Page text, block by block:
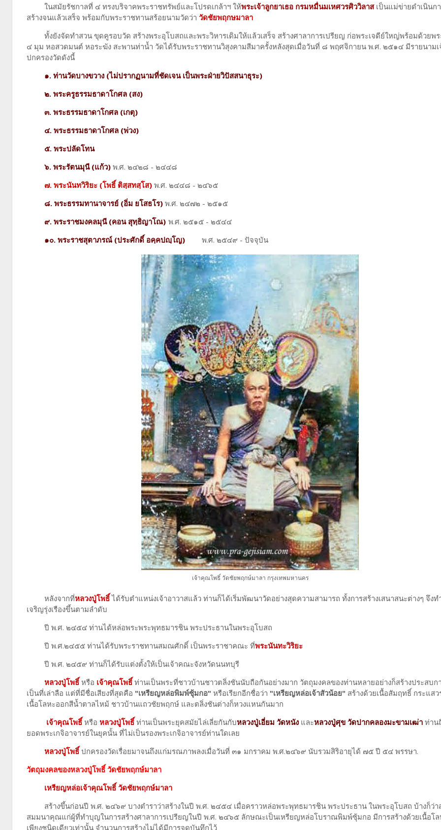
ในสมัยรัชกาลที่ ๔ ทรงบริจาคพระราชทรัพย์และโปรดเกล้าฯ ให้พระเจ้าลูกยาเธอ กรมหมื่นมเหศวรศิววิลาสเป็นแม่ข่ายดำเนินก
สร้างจนแล้วเสร็จ พร้อมกับพระราชทานสร้อยนามวัดว่า วัดชัยพฤกษมาลา
ทั้งยังจัดทำสวน ขุดคูรอบวัด สร้างพระอุโบสถและพระวิหารเดิมให้แล้วเสร็จ สร้างศาลาการเปรียญ ก่อพระเจดีย์ใหญ่พร้อมด้วยพ
๔ มุม หอสวดมนต์ หอระฆัง สะพานท่าน้ำ วัดได้รับพระราชทานวิสุงคามสีมาครั้งหลังสุดเมื่อวันที่ ๘ พฤศจิกายน พ.ศ. ๒๕๑๔ มีรายนามเ
ปกครองวัดดังนี้
๑. ท่านวัดบางขวาง (ไม่ปรากฏนามที่ชัดเจน เป็นพระฝ่ายวิปัสสนาธุระ)
๒. พระครูธรรมธาดาโกศล (สง)
๓. พระธรรมธาดาโกศล (เกตุ)
๔. พระธรรมธาดาโกศล (พ่วง)
๕. พระปลัดโทน
๖. พระรัตนมุนี (แก้ว) พ.ศ. ๒๔๒๘ - ๒๔๔๘
๗. พระนันทวิริยะ (โพธิ์ ติสฺสทสฺโส) พ.ศ. ๒๔๔๘ - ๒๔๖๕
๘. พระธรรมทานาจารย์ (อิ่ม ยโสธโร) พ.ศ. ๒๔๗๒ - ๒๕๑๕
๙. พระราชมงคลมุนี (คอน สุทฺธิญาโณ) พ.ศ. ๒๕๑๕ - ๒๕๔๔
๑๐. พระราชสุตาภรณ์ (ประศักดิ์ อคฺคปญฺโญ)
พ.ศ. ๒๕๔๙ - ปัจจุบัน
เจ้าคุณโพธิ์ วัดชัยพฤกษ์มาลา กรุงเทพมหานคร
หลังจากที่หลวงปู่โพธิ์ได้รับตำแหน่งเจ้าอาวาสแล้ว ท่านก็ได้เริ่มพัฒนาวัดอย่างสุดความสามารถ ทั้งการสร้างเสนาสนะต่างๆ จึงท
เจริญรุ่งเรืองขึ้นตามลำดับ
ปี พ.ศ. ๒๔๕๔ ท่านได้หล่อพระพระพุทธมารชิน พระประธานในพระอุโบสถ
ปี พ.ศ.๒๔๕๕ ท่านได้รับพระราชทานสมณศักดิ์ เป็นพระราชาคณะ ที่พระนันทะวิริยะ
ปี พ.ศ. ๒๔๕๙ ท่านก็ได้รับแต่งตั้งให้เป็นเจ้าคณะจังหวัดนนทบุรี
หลวงปู่โพธิ์ หรือ เจ้าคุณโพธิ์ ท่านเป็นพระที่ชาวบ้านชาวตลิ่งชันนับถือกันอย่างมาก วัตถุมงคลของท่านหลายอย่างก็สร้างประสบ
เป็นที่เล่าลือ แต่ที่มีชื่อเสียงที่สุดคือ "เหรียญหล่อพิมพ์ซุ้มกอ" หรือเรียกอีกชื่อว่า "เหรียญหล่อเจ้าสัวน้อย" สร้างด้วยเนื้อสัมฤทธิ์ กระแส
เนื้อโลหะออกสีน้ำตาลไหม้ ชาวบ้านแถวชัยพฤกษ์ และตลิ่งชันต่างก็หวงแหนกันมาก
เจ้าคุณโพธิ์ หรือ หลวงปู่โพธิ์ ท่านเป็นพระยุคสมัยไล่เลี่ยกันกับหลวงปู่เอี่ยม วัดหนัง และหลวงปู่ศุข วัดปากคลองมะขามเฒ่า ท่าน
ยอดพระเกจิอาจารย์ในยุคนั้น ที่ไม่เป็นรองพระเกจิอาจารย์ท่านใดเลย
หลวงปู่โพธิ์ ปกครองวัดเรื่อยมาจนถึงแก่มรณภาพลงเมื่อวันที่ ๓๑ มกราคม พ.ศ.๒๔๖๙ นับรวมสิริอายุได้ ๗๕ ปี ๕๔ พรรษา.
วัตถุมงคลของหลวงปู่โพธิ์ วัดชัยพฤกษ์มาลา
เหรียญหล่อเจ้าคุณโพธิ์ วัดชัยพฤกษ์มาลา
สร้างขึ้นก่อนปี พ.ศ. ๒๔๖๙ บางตำราว่าสร้างในปี พ.ศ. ๒๔๕๔ เมื่อคราวหล่อพระพุทธมารชิน พระประธาน ในพระอุโบสถ บ้างก็ว่า
สมมนาคุณแก่ผู้ที่ทำบุญในการสร้างศาลาการเปรียญในปี พ.ศ. ๒๔๖๕ ลักษณะเป็นเหรียญหล่อโบราณพิมพ์ซุ้มกอ มีการสร้างด้วยเนื้อโ
เพียงชนิดเดียวเท่านั้น จำนวนการสร้างไม่ได้มีการจดบันทึกไว้